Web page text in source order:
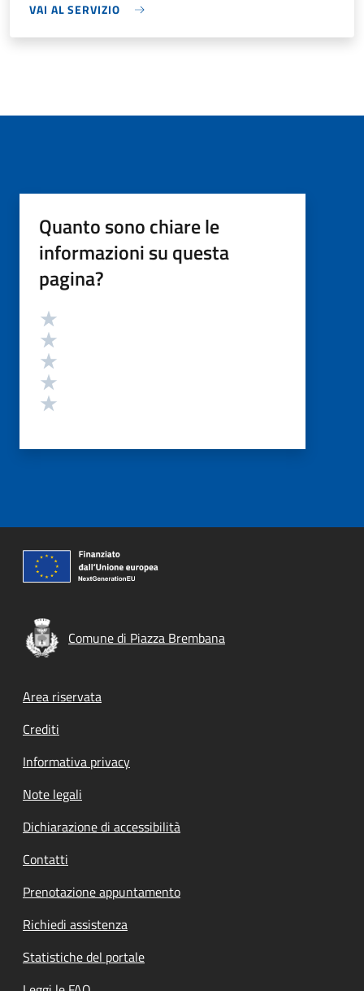
VAI AL SERVIZIO
Quanto sono chiare le
informazioni su questa
pagina?
Valutazione
Comune di Piazza Brembana
Footer menu
Area riservata
Crediti
Informativa privacy
Note legali
Dichiarazione di accessibilità
Contatti
Prenotazione appuntamento
Richiedi assistenza
Statistiche del portale